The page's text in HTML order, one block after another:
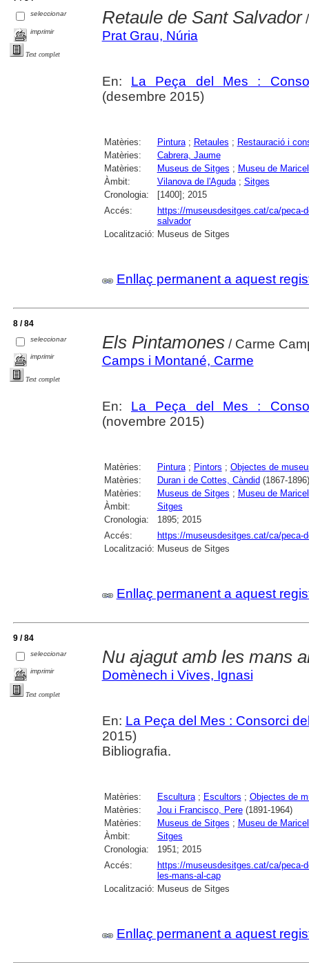
seleccionar
imprimir
Text complet
Retaule de Sant Salvador/
Prat Grau, Núria
En: La Peça del Mes :
(desembre 2015)
Matèries: Pintura; Retaules ; Restauració i
Matèries:
Cabrera, Jaume
Matèries:
Museus de Sitges ; Museu de
Àmbit:
Vilanova de l'Aguda; Sitges
Cronologia:
[1400]; 2015
Accés:
https://museusdesitges.cat/ca/peca-
salvador
Localització: Museus de Sitges
Enllaç permanent a aquest
8 / 84
seleccionar
imprimir
Text complet
Els Pintamones/ Carme
Camps i Montané, Carme
En: La Peça del Mes :
(novembre 2015)
Matèries: Pintura; Pintors ; Objectes de
Matèries:
Duran i de Cottes, Càndid (1867-1896)
Matèries:
Museus de Sitges ; Museu de
Àmbit:
Sitges
Cronologia:
1895; 2015
Accés:
https://museusdesitges.cat/ca/peca-
Localització: Museus de Sitges
Enllaç permanent a aquest
9 / 84
seleccionar
imprimir
Text complet
Nu ajagut amb les mans
Domènech i Vives, Ignasi
En: La Peça del Mes : Consorci
2015)
Bibliografia.
Matèries: Escultura; Escultors ; Objectes de
Matèries:
Jou i Francisco, Pere(1891-1964)
Matèries:
Museus de Sitges ; Museu de
Àmbit:
Sitges
Cronologia:
1951; 2015
Accés:
https://museusdesitges.cat/ca/peca-
les-mans-al-cap
Localització: Museus de Sitges
Enllaç permanent a aquest